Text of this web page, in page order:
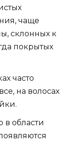
чаще
склонных к
покрытых
часто
на волосах
в области